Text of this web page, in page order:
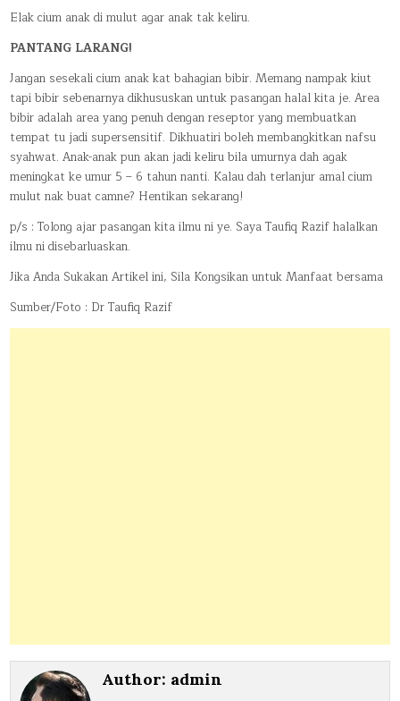
Elak cium anak di mulut agar anak tak keliru.
PANTANG LARANG!
Jangan sesekali cium anak kat bahagian bibir. Memang nampak kiut
tapi bibir sebenarnya dikhususkan untuk pasangan halal kita je. Area
bibir adalah area yang penuh dengan reseptor yang membuatkan
tempat tu jadi supersensitif. Dikhuatiri boleh membangkitkan nafsu
syahwat. Anak-anak pun akan jadi keliru bila umurnya dah agak
meningkat ke umur 5 – 6 tahun nanti. Kalau dah terlanjur amal cium
mulut nak buat camne? Hentikan sekarang!
p/s : Tolong ajar pasangan kita ilmu ni ye. Saya Taufiq Razif halalkan
ilmu ni disebarluaskan.
Jika Anda Sukakan Artikel ini, Sila Kongsikan untuk Manfaat bersama
Sumber/Foto : Dr Taufiq Razif
Author: admin